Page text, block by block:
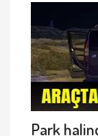
Park